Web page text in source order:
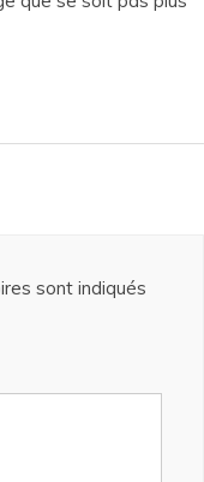
sont indiqués